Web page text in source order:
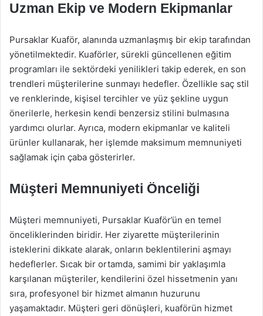
Uzman Ekip ve Modern Ekipmanlar
Pursaklar Kuaför, alanında uzmanlaşmış bir ekip tarafından
yönetilmektedir. Kuaförler, sürekli güncellenen eğitim
programları ile sektördeki yenilikleri takip ederek, en son
trendleri müşterilerine sunmayı hedefler. Özellikle saç stil
ve renklerinde, kişisel tercihler ve yüz şekline uygun
önerilerle, herkesin kendi benzersiz stilini bulmasına
yardımcı olurlar. Ayrıca, modern ekipmanlar ve kaliteli
ürünler kullanarak, her işlemde maksimum memnuniyeti
sağlamak için çaba gösterirler.
Müşteri Memnuniyeti Önceliği
Müşteri memnuniyeti, Pursaklar Kuaför’ün en temel
önceliklerinden biridir. Her ziyarette müşterilerinin
isteklerini dikkate alarak, onların beklentilerini aşmayı
hedeflerler. Sıcak bir ortamda, samimi bir yaklaşımla
karşılanan müşteriler, kendilerini özel hissetmenin yanı
sıra, profesyonel bir hizmet almanın huzurunu
yaşamaktadır. Müşteri geri dönüşleri, kuaförün hizmet